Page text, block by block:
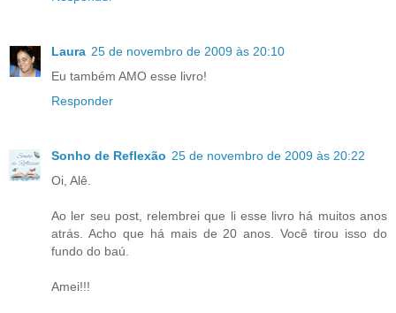
Laura 25 de novembro de 2009 às 20:10
Eu também AMO esse livro!
Responder
Sonho de Reflexão 25 de novembro de 2009 às 20:22
Oi, Alê.
Ao ler seu post, relembrei que li esse livro há muitos anos
atrás. Acho que há mais de 20 anos. Você tirou isso do
fundo do baú.
Amei!!!